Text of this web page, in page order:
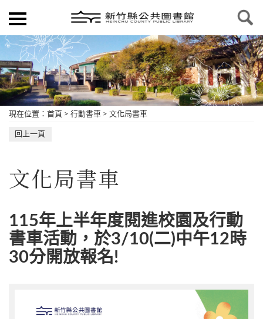
現在位置 ： 首頁 > 行動書車 > 文化局書車
回上一頁
文化局書車
115年上半年度閱進校園及行動
書車活動，於3/10(二)中午12時
30分開放報名!